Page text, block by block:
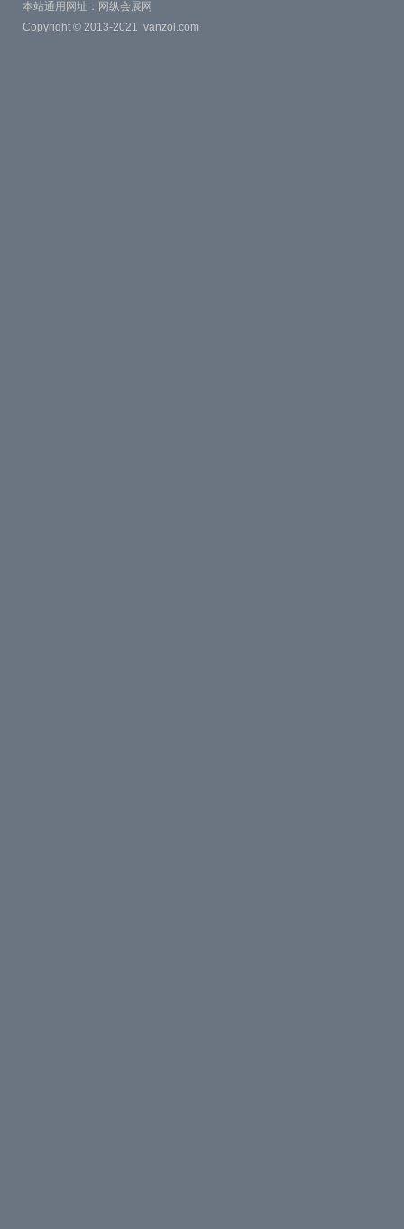
本站通用网址： 网纵会展网
Copyright © 2013-2021 vanzol.com